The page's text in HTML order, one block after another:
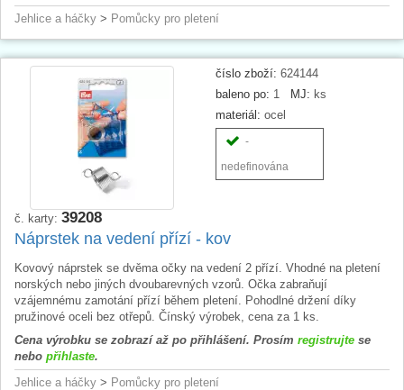
Jehlice a háčky > Pomůcky pro pletení
číslo zboží: 624144
baleno po: 1 MJ: ks
materiál: ocel
-
nedefinována
č. karty: 39208
Náprstek na vedení přízí - kov
Kovový náprstek se dvěma očky na vedení 2 přízí. Vhodné na pletení
norských nebo jiných dvoubarevných vzorů. Očka zabraňují
vzájemnému zamotání přízí během pletení. Pohodlné držení díky
pružinové oceli bez otřepů. Čínský výrobek, cena za 1 ks.
Cena výrobku se zobrazí až po přihlášení. Prosím registrujte se
nebo přihlaste.
Jehlice a háčky > Pomůcky pro pletení